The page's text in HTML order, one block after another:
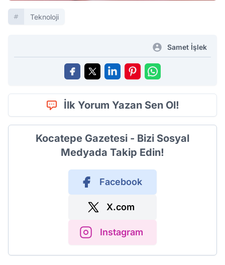
Teknoloji
Samet İşlek
İlk Yorum Yazan Sen Ol!
Kocatepe Gazetesi - Bizi Sosyal
Medyada Takip Edin!
Facebook
X.com
Instagram